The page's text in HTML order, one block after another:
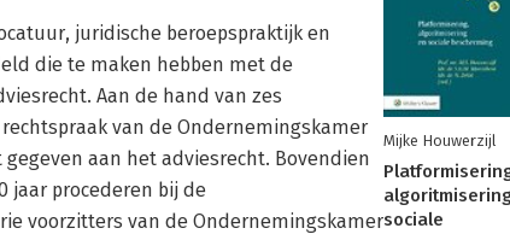
juridische beroepspraktijk en
die te maken hebben met de
Aan de hand van zes
van de Ondernemingskamer
aan het adviesrecht. Bovendien
jaar procederen bij de
voorzitters van de Ondernemingskamer
Mijke Houwerzijl
sociale